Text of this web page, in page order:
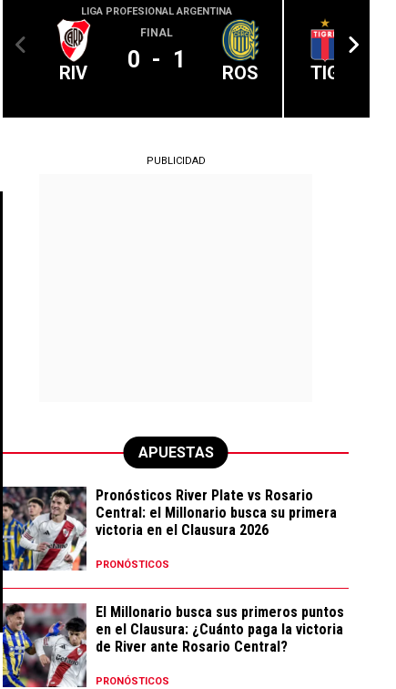
LIGA PROFESIONAL ARGENTINA
RIV
FINAL
0 - 1 ROS TIG
PUBLICIDAD
APUESTAS
Pronósticos River Plate vs Rosario
Central: el Millonario busca su primera
victoria en el Clausura 2026
PRONÓSTICOS
El Millonario busca sus primeros puntos
en el Clausura: ¿Cuánto paga la victoria
de River ante Rosario Central?
PRONÓSTICOS